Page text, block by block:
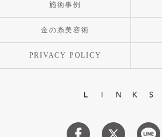
施術事例
金の糸美容術
PRIVACY POLICY